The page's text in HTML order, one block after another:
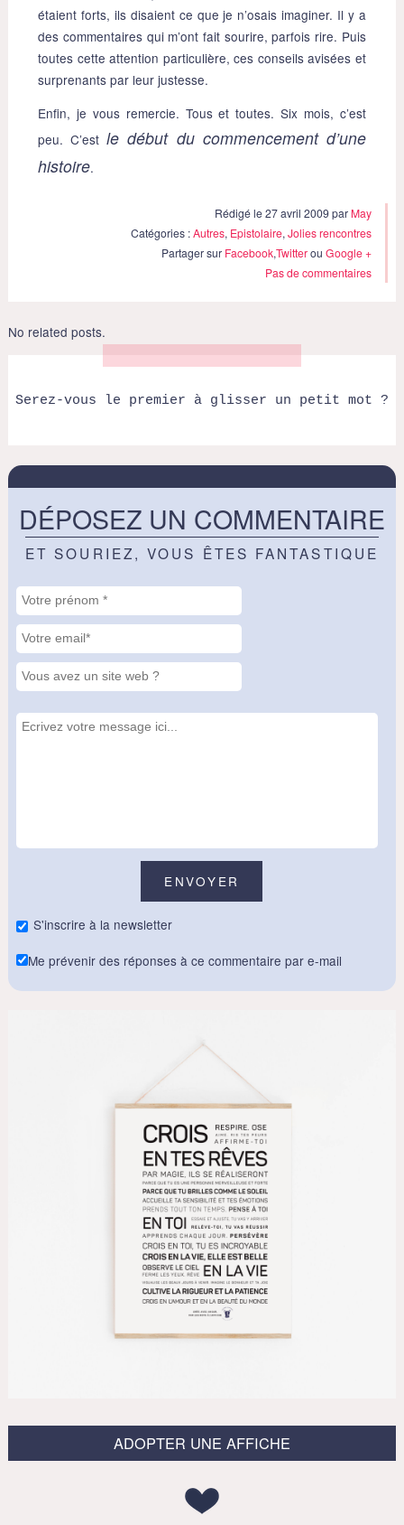
étaient forts, ils disaient ce que je n’osais imaginer. Il y a
des commentaires qui m’ont fait sourire, parfois rire. Puis
toutes cette attention particulière, ces conseils avisées et
surprenants par leur justesse.
Enfin, je vous remercie. Tous et toutes. Six mois, c’est
peu. C’estle début du commencement d’une
histoire.
Rédigé le 27 avril 2009 par May
Catégories :Autres, Epistolaire,Jolies rencontres
Partager sur Facebook,TwitterouGoogle +
Pas de commentaires
No related posts.
Serez-vous le premier à glisser un petit mot ?
DÉPOSEZ UN COMMENTAIRE
ET SOURIEZ, VOUS ÊTES FANTASTIQUE
S'inscrire à la newsletter
Me prévenir des réponses à ce commentaire par e-mail
ADOPTER UNE AFFICHE